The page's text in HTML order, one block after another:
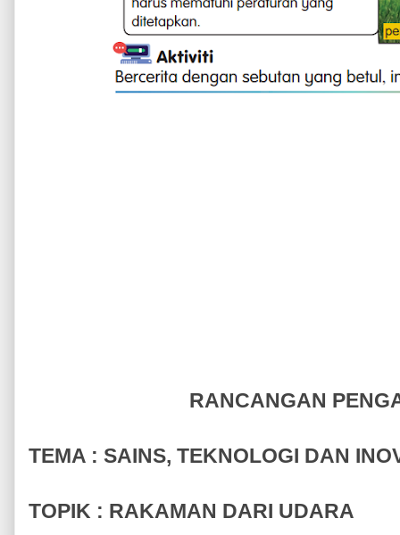
RANCANGAN
TEMA : SAINS, TEKNOLOGI DAN
TOPIK : RAKAMAN DARI UDARA